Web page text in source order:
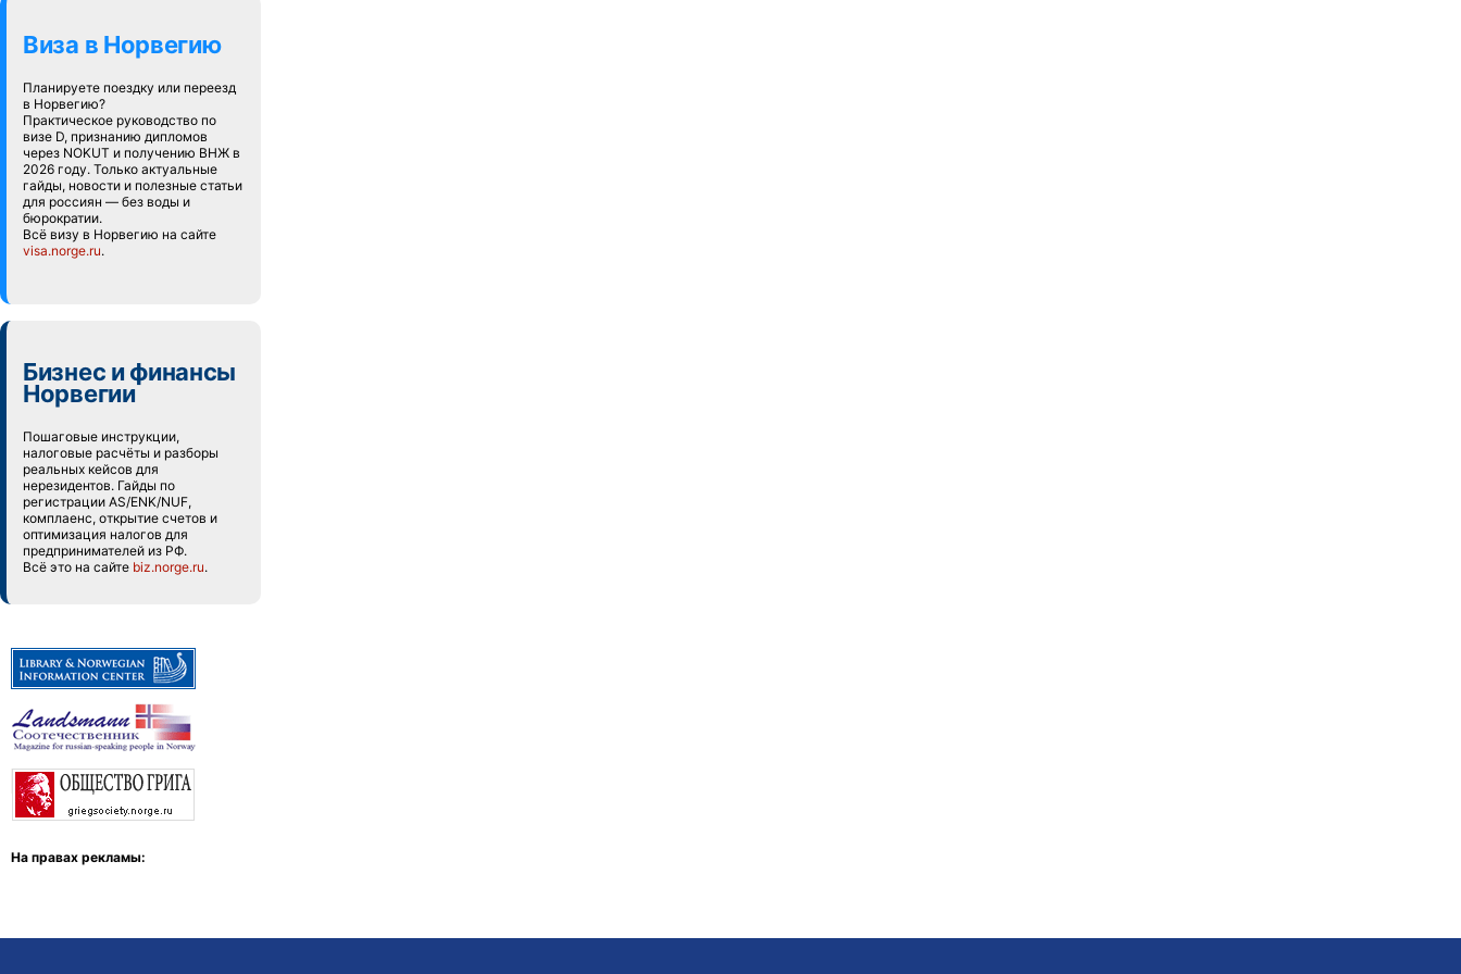
Виза в Норвегию
Планируете поездку или переезд
в Норвегию?
Практическое руководство по
визе D, признанию дипломов
через NOKUT и получению ВНЖ в
2026 году. Только актуальные
гайды, новости и полезные статьи
для россиян — без воды и
бюрократии.
Всё визу в Норвегию на сайте
visa.norge.ru.
Бизнес и финансы
Норвегии
Пошаговые инструкции,
налоговые расчёты и разборы
реальных кейсов для
нерезидентов. Гайды по
регистрации AS/ENK/NUF,
комплаенс, открытие счетов и
оптимизация налогов для
предпринимателей из РФ.
Всё это на сайте biz.norge.ru.
На правах рекламы: